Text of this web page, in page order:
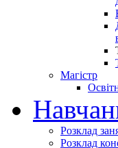
Магістр
Розклад
Розклад